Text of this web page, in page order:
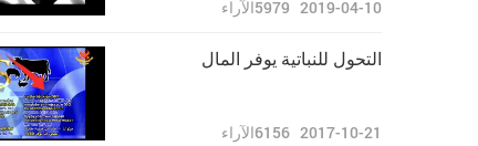
كامبل)
2019-04-10
5979الآراء
التحول للنباتية يوفر المال
2017-10-21
6156الآراء